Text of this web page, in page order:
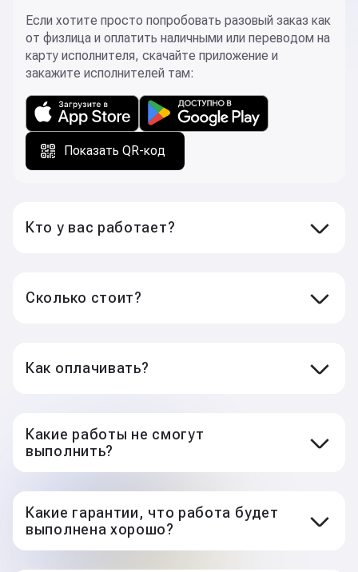
подай»
Развозили по офисам корреспонденцию и подарки
Мыли полы в кафе
По ночам разгружаем товар
Four Season Hotel
Разгрузили и разнесли окна
Если хотите просто попробовать разовый заказ как
от физлица и оплатить наличными или переводом на
карту исполнителя, скачайте приложение и
закажите исполнителей там:
Показать QR-код
Кто у вас работает?
Сколько стоит?
Как оплачивать?
Какие работы не смогут
выполнить?
Какие гарантии, что работа будет
выполнена хорошо?